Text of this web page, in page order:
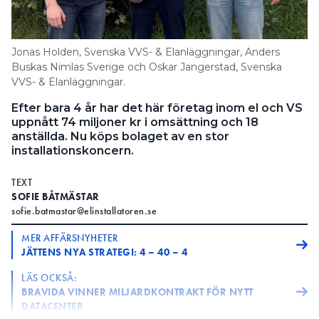
Information om GDPR
Search for:
SEARCH
Jonas Holden, Svenska VVS- & Elanläggningar, Anders
Buskas Nimlas Sverige och Oskar Jangerstad, Svenska
VVS- & Elanläggningar.
Efter bara 4 år har det här företag inom el och VS
uppnått 74 miljoner kr i omsättning och 18
anställda. Nu köps bolaget av en stor
installationskoncern.
TEXT
SOFIE BÅTMÄSTAR
sofie.batmastar@elinstallatoren.se
MER AFFÄRSNYHETER
JÄTTENS NYA STRATEGI: 4 – 40 – 4
LÄS OCKSÅ:
BRAVIDA VINNER MILJARDKONTRAKT FÖR NYTT
DATACENTER